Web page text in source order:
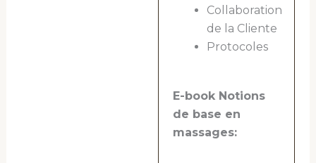
Collaboration
de la Cliente
Protocoles
E-book Notions
de base en
massages: